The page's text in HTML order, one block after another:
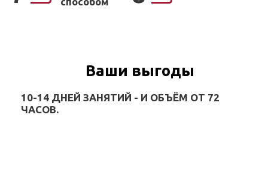
Ваши выгоды
10-14 ДНЕЙ ЗАНЯТИЙ - И ОБЪЁМ ОТ 72
ЧАСОВ.